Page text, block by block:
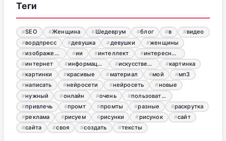
Теги
SEO Женщина Шедеврум блог в
видео
вордпресс
девушка девушки
женщины
изображения
ии интеллект
интересный
интернет
информация искусственный
картинка
картинки
красивые материал мой
мп3
написать
нейросети нейросеть
новые
нужный
онлайн очень
пользователь
привлечь
промт промты разные
раскрутка
реклама
рисуем рисунки рисунок
сайт
сайта
своя создать тексты